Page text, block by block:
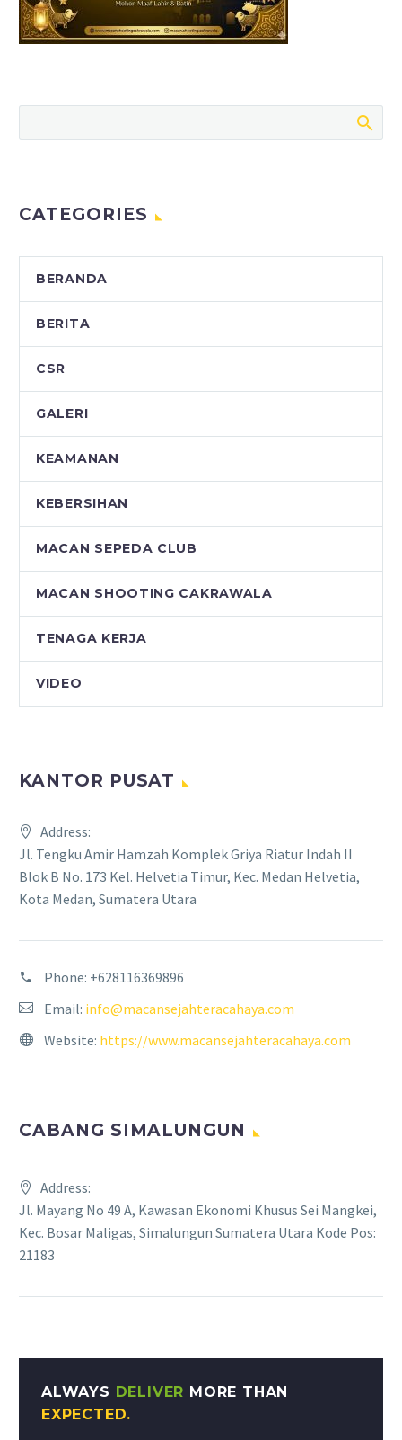
CATEGORIES
BERANDA
BERITA
CSR
GALERI
KEAMANAN
KEBERSIHAN
MACAN SEPEDA CLUB
MACAN SHOOTING CAKRAWALA
TENAGA KERJA
VIDEO
KANTOR PUSAT
Address:
Jl. Tengku Amir Hamzah Komplek Griya Riatur Indah II
Blok B No. 173 Kel. Helvetia Timur, Kec. Medan Helvetia,
Kota Medan, Sumatera Utara
Phone: +628116369896
Email: info@macansejahteracahaya.com
Website: https://www.macansejahteracahaya.com
CABANG SIMALUNGUN
Address:
Jl. Mayang No 49 A, Kawasan Ekonomi Khusus Sei Mangkei,
Kec. Bosar Maligas, Simalungun Sumatera Utara Kode Pos:
21183
ALWAYS DELIVER MORE THAN
EXPECTED.